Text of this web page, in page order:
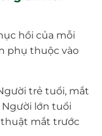
hồi của mỗi
phụ thuộc vào
trẻ tuổi, mắt
lớn tuổi
mắt trước